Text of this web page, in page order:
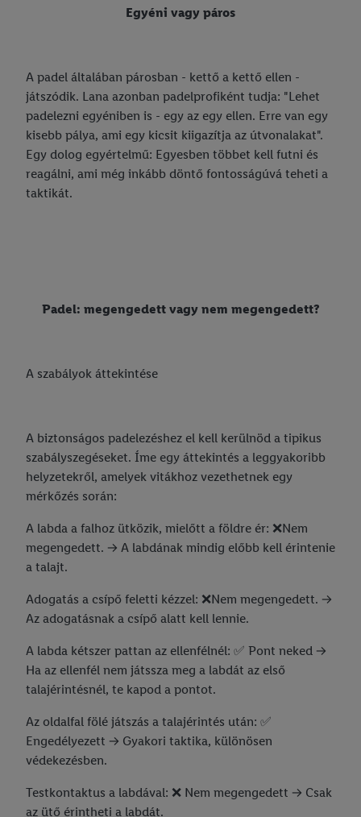
Egyéni vagy páros
A padel általában párosban - kettő a kettő ellen -
játszódik. Lana azonban padelprofiként tudja: "Lehet
padelezni egyéniben is - egy az egy ellen. Erre van egy
kisebb pálya, ami egy kicsit kiigazítja az útvonalakat".
Egy dolog egyértelmű: Egyesben többet kell futni és
reagálni, ami még inkább döntő fontosságúvá teheti a
taktikát.
Padel: megengedett vagy nem megengedett?
A szabályok áttekintése
A biztonságos padelezéshez el kell kerülnöd a tipikus
szabályszegéseket. Íme egy áttekintés a leggyakoribb
helyzetekről, amelyek vitákhoz vezethetnek egy
mérkőzés során:
A labda a falhoz ütközik, mielőtt a földre ér: ❌Nem
megengedett. -> A labdának mindig előbb kell érintenie
a talajt.
Adogatás a csípő feletti kézzel: ❌Nem megengedett. ->
Az adogatásnak a csípő alatt kell lennie.
A labda kétszer pattan az ellenfélnél: ✅ Pont neked ->
Ha az ellenfél nem játssza meg a labdát az első
talajérintésnél, te kapod a pontot.
Az oldalfal fölé játszás a talajérintés után: ✅
Engedélyezett -> Gyakori taktika, különösen
védekezésben.
Testkontaktus a labdával: ❌ Nem megengedett -> Csak
az ütő érintheti a labdát.